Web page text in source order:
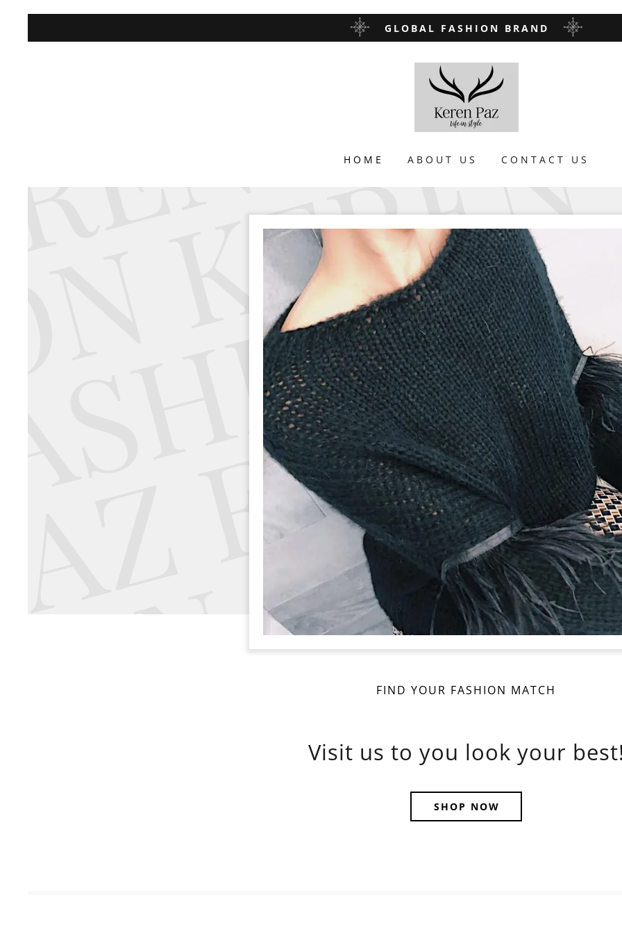
GLOBAL FASHION BRAND
HOME ABOUT US CONTACT US
FIND YOUR FASHION MATCH
Visit us to you look your
SHOP NOW